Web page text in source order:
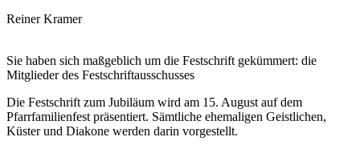
Zeit
Reiner Kramer
Sie haben sich maßgeblich um die Festschrift gekümmert: die
Mitglieder des Festschriftausschusses
Die Festschrift zum Jubiläum wird am 15. August auf dem
Pfarrfamilienfest präsentiert. Sämtliche ehemaligen Geistlichen,
Küster und Diakone werden darin vorgestellt.